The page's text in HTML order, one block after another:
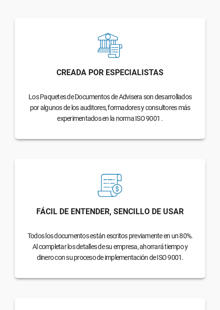
CREADA POR ESPECIALISTAS
Los Paquetes de Documentos de Advisera son desarrollados
por algunos de los auditores, formadores y consultores más
experimentados en la norma ISO 9001 .
FÁCIL DE ENTENDER, SENCILLO DE USAR
Todos los documentos están escritos previamente en un 80%.
Al completar los detalles de su empresa, ahorrará tiempo y
dinero con su proceso de implementación de ISO 9001.